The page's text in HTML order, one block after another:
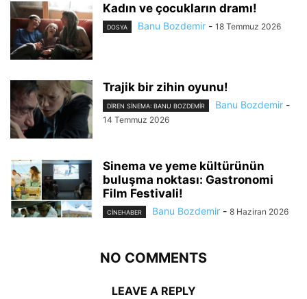
Kadın ve çocukların dramı!
DOSYA Banu Bozdemir - 18 Temmuz 2026
Trajik bir zihin oyunu!
DIREN SINEMA: BANU BOZDEMIR Banu Bozdemir -
14 Temmuz 2026
Sinema ve yeme kültürünün
buluşma noktası: Gastronomi
Film Festivali!
CINEHABER Banu Bozdemir - 8 Haziran 2026
NO COMMENTS
LEAVE A REPLY